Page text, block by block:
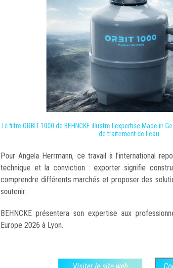
Le filtre ORBIT 1000 de BEHNCKE illustre l'expertise Made in
de traitement de l'eau
Pour Angela Herrmann, ce travail à l'international
technique et la conviction : exporter signifie
comprendre différents marchés et proposer des
soutenir.
BEHNCKE présentera son expertise aux
Europe 2026 à Lyon.